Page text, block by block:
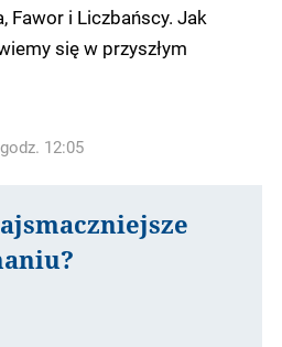
Fawor i Liczbańscy. Jak
się w przyszłym
12:05